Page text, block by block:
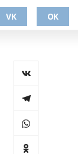
VK OK